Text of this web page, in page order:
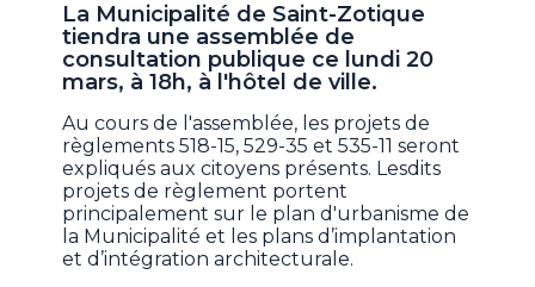
La Municipalité de Saint-Zotique
tiendra une assemblée de
consultation publique ce lundi 20
mars, à 18h, à l'hôtel de ville.
Au cours de l'assemblée, les projets de
règlements 518-15, 529-35 et 535-11 seront
expliqués aux citoyens présents. Lesdits
projets de règlement portent
principalement sur le plan d'urbanisme de
la Municipalité et les plans d’implantation
et d’intégration architecturale.